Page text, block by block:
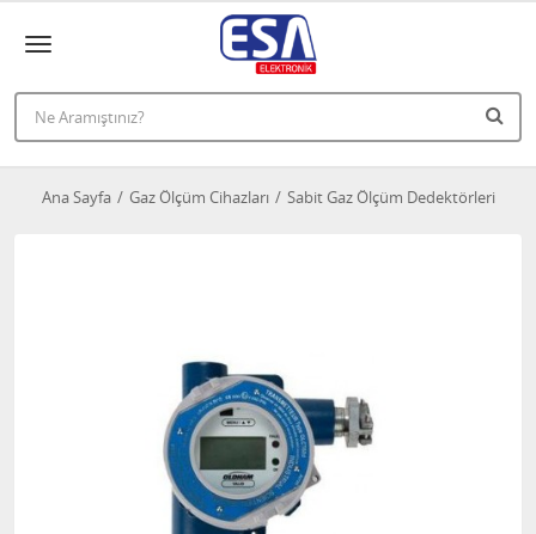
Ana Sayfa Gaz Ölçüm Cihazları Sabit Gaz Ölçüm Dedektörleri